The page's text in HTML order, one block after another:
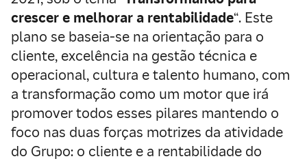
crescer e melhorar a rentabilidade“. Este
plano se baseia-se na orientação para o
cliente, excelência na gestão técnica e
operacional, cultura e talento humano, com
a transformação como um motor que irá
promover todos esses pilares mantendo o
foco nas duas forças motrizes da atividade
do Grupo: o cliente e a rentabilidade do